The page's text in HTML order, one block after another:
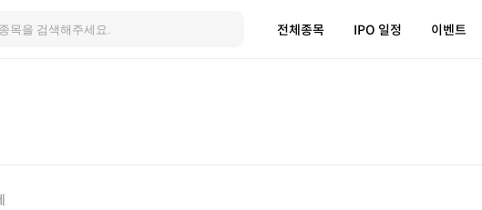
전체종목 IPO 일정 이벤트